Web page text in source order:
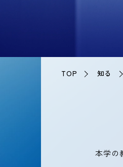
TOP 知る
本学の